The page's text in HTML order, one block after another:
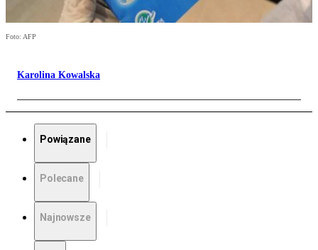
Foto: AFP
Karolina Kowalska
Powiązane
Polecane
Najnowsze